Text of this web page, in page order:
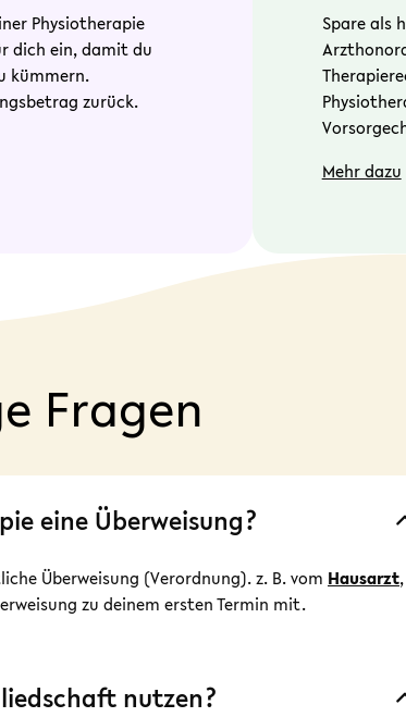
Physiotherapie
dich ein, damit du
kümmern.
zurück.
Spare als
Mehr dazu
Fragen
eine Überweisung?
Überweisung (Verordnung). z. B. vom Hausarzt,
zu deinem ersten Termin mit.
nutzen?